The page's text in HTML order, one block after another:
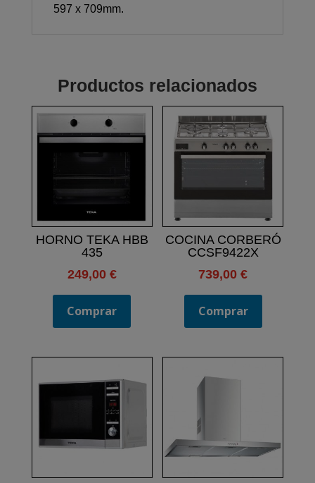
597 x 709mm.
Productos relacionados
HORNO TEKA HBB
435
249,00 €
Comprar
COCINA CORBERÓ
CCSF9422X
739,00€
Comprar